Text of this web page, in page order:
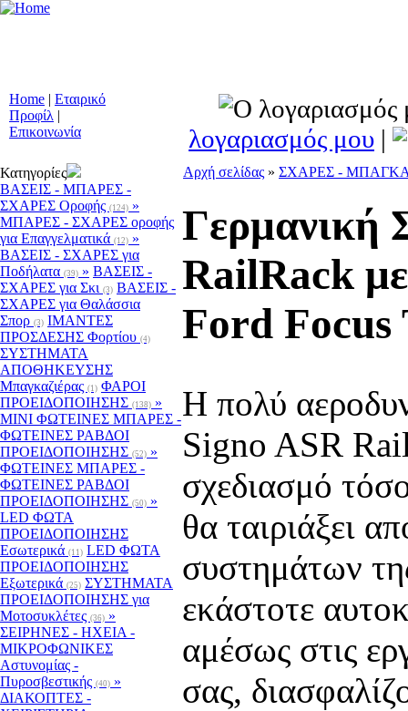
Home | Εταιρικό
Προφίλ |
Επικοινωνία
λογαριασμός μου |
Κατηγορίες
ΒΑΣΕΙΣ - ΜΠΑΡΕΣ -
ΣΧΑΡΕΣ Οροφής (124) »
ΜΠΑΡΕΣ - ΣΧΑΡΕΣ oροφής
για Επαγγελματικά (12) »
ΒΑΣΕΙΣ - ΣΧΑΡΕΣ για
Ποδήλατα (39) » ΒΑΣΕΙΣ -
ΣΧΑΡΕΣ για Σκι (3) ΒΑΣΕΙΣ -
ΣΧΑΡΕΣ για Θαλάσσια
Σπορ (3) ΙΜΑΝΤΕΣ
ΠΡΟΣΔΕΣΗΣ Φορτίου (4)
ΣΥΣΤΗΜΑΤΑ
ΑΠΟΘΗΚΕΥΣΗΣ
Μπαγκαζιέρας (1) ΦΑΡΟΙ
ΠΡΟΕΙΔΟΠΟΙΗΣΗΣ (138) »
MINI ΦΩΤΕΙΝΕΣ ΜΠΑΡΕΣ -
ΦΩΤΕΙΝΕΣ ΡΑΒΔΟΙ
ΠΡΟΕΙΔΟΠΟΙΗΣΗΣ (52) »
ΦΩΤΕΙΝΕΣ ΜΠΑΡΕΣ -
ΦΩΤΕΙΝΕΣ ΡΑΒΔΟΙ
ΠΡΟΕΙΔΟΠΟΙΗΣΗΣ (50) »
LED ΦΩΤΑ
ΠΡΟΕΙΔΟΠΟΙΗΣΗΣ
Εσωτερικά (11) LED ΦΩΤΑ
ΠΡΟΕΙΔΟΠΟΙΗΣΗΣ
Εξωτερικά (25) ΣΥΣΤΗΜΑΤΑ
ΠΡΟΕΙΔΟΠΟΙΗΣΗΣ για
Μοτοσυκλέτες (36) »
ΣΕΙΡΗΝΕΣ - ΗΧΕΙΑ -
ΜΙΚΡΟΦΩΝΙΚΕΣ
Αστυνομίας -
Πυροσβεστικής (40) »
ΔΙΑΚΟΠΤΕΣ -
Αρχή σελίδας » ΣΧΑΡΕΣ -
Γερμανική
RailRack
Ford Focus
H πολύ
Signo ASR
σχεδιασμό
θα ταιριάξει
συστημάτων
εκάστοτε
αμέσως στις
σας,